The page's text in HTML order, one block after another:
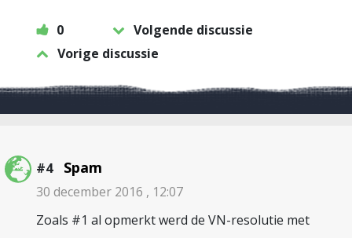
0
Volgende discussie
Vorige discussie
#4 Spam
30 december 2016 , 12:07
Zoals #1 al opmerkt werd de VN-resolutie met